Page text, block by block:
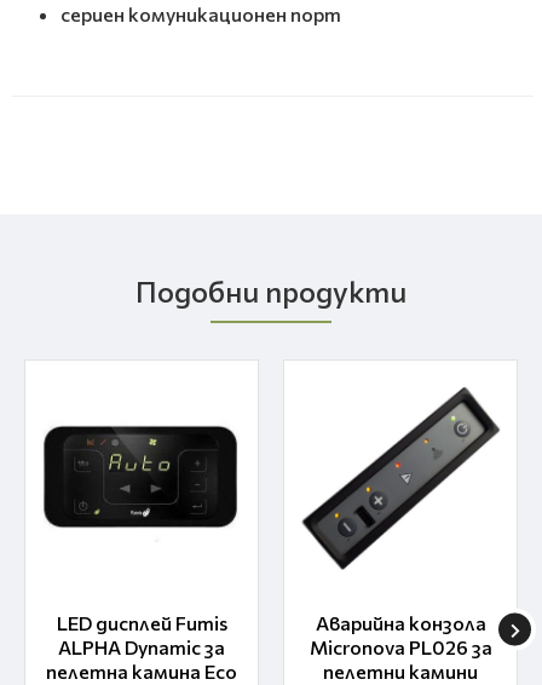
сериен комуникационен порт
Подобни продукти
LED дисплей Fumis
ALPHA Dynamic за
пелетна камина Eco
Аварийна конзола
Micronova PL026 за
пелетни камини